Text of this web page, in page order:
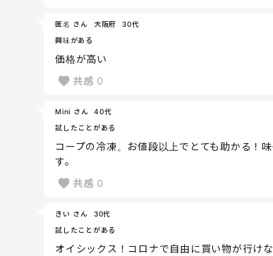
匿名 さん 大阪府
30代
興味がある
価格が高い
共感 0
Mini さん
40代
試したことがある
コープの冷凍。お値段以上でとても助かる！
す。
共感 0
きい さん
30代
試したことがある
オイシックス！コロナで自由に買い物が行け